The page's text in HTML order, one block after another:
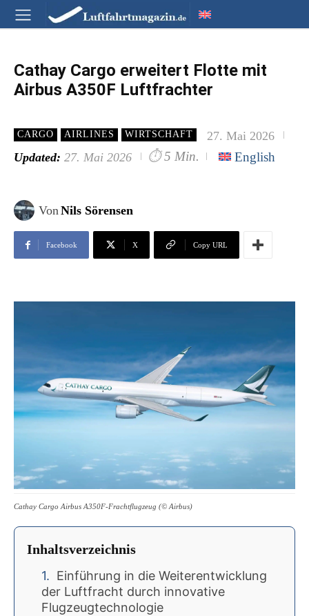
Cathay Cargo erweitert Flotte mit
Airbus A350F Luftfrachter
CARGO AIRLINES WIRTSCHAFT
27. Mai 2026
Updated: 27. Mai 2026 ⏱ 5 Min. English
VonNils Sörensen
Facebook X Copy URL
Cathay Cargo Airbus A350F-Frachtflugzeug (© Airbus)
Inhaltsverzeichnis
Einführung in die Weiterentwicklung
der Luftfracht durch innovative
Flugzeugtechnologie